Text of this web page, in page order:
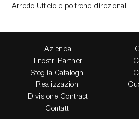
Arredo Ufficio e poltrone direzionali.
Azienda
I nostri Partner
Sfoglia Cataloghi
Realizzazioni
Divisione Contract
Contatti